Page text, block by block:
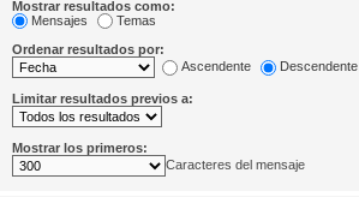
Mostrar resultados como:
Mensajes
Temas
Ordenar resultados por:
Ascendente
Descendente
Limitar resultados previos a:
Mostrar los primeros:
Caracteres del mensaje